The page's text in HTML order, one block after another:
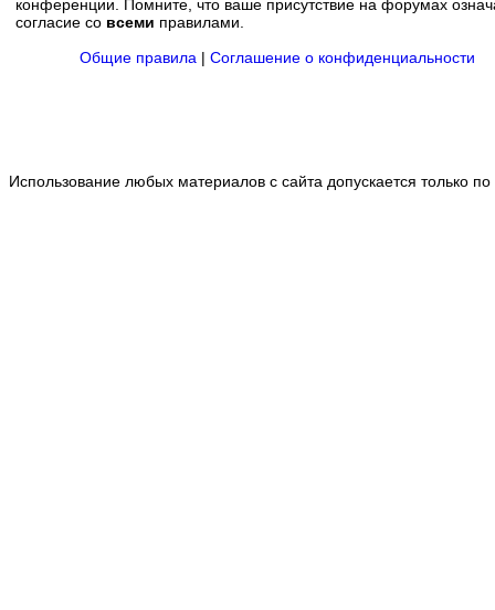
конференции. Помните, что ваше присутствие на форумах
согласие со всеми правилами.
Общие правила | Соглашение о конфиденциальности
Использование любых материалов с сайта допускается только